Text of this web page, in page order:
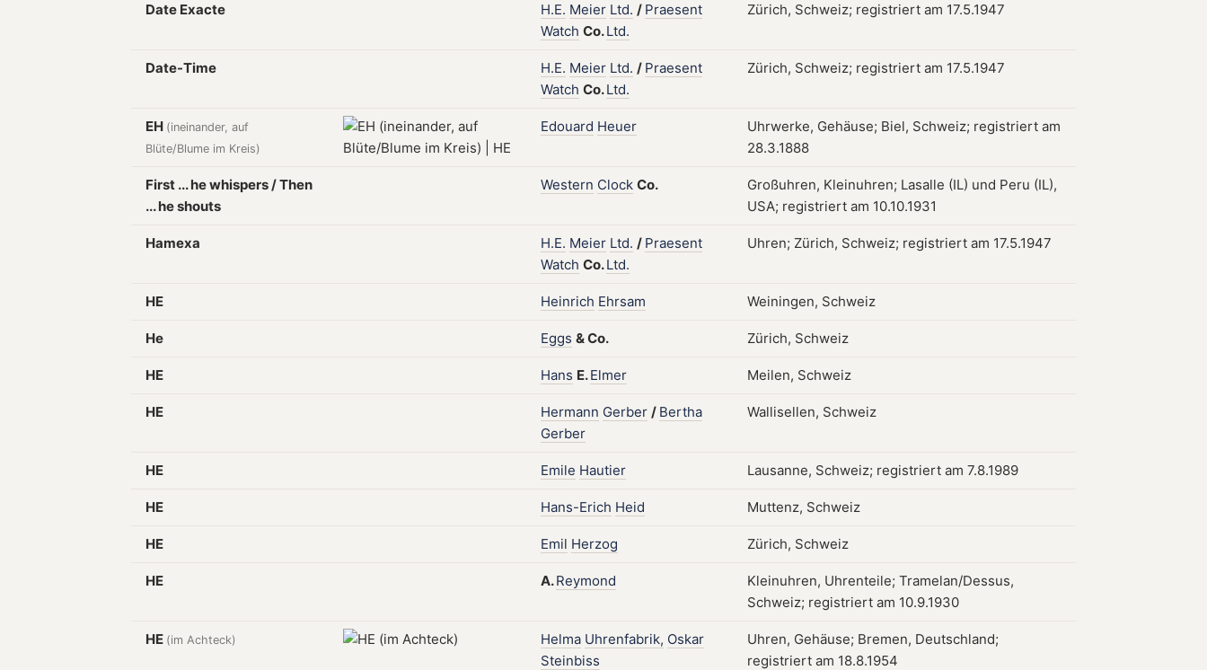
Date Exacte H.E. Meier Ltd. / Praesent
Watch Co.Ltd.
Zürich, Schweiz; registriert am 17.5.1947
Date-Time H.E. Meier Ltd. / Praesent
Watch Co.Ltd.
Zürich, Schweiz; registriert am 17.5.1947
EH (ineinander, auf
Blüte/Blume im Kreis)
Edouard Heuer
Uhrwerke, Gehäuse; Biel, Schweiz; registriert am
28.3.1888
First ... he whispers / Then
... he shouts
Western Clock Co.
Großuhren, Kleinuhren; Lasalle (IL) und Peru (IL),
USA; registriert am 10.10.1931
Hamexa H.E. Meier Ltd. / Praesent
Watch Co.Ltd.
Uhren; Zürich, Schweiz; registriert am 17.5.1947
HE Heinrich Ehrsam Weiningen, Schweiz
He Eggs &Co. Zürich, Schweiz
HE Hans E.Elmer Meilen, Schweiz
HE Hermann Gerber / Bertha
Gerber
Wallisellen, Schweiz
HE Emile Hautier Lausanne, Schweiz; registriert am 7.8.1989
HE Hans-Erich Heid Muttenz, Schweiz
HE Emil Herzog Zürich, Schweiz
HE A.Reymond
Kleinuhren, Uhrenteile; Tramelan/Dessus,
Schweiz; registriert am 10.9.1930
HE (im Achteck) Helma Uhrenfabrik, Oskar
Steinbiss
Uhren, Gehäuse; Bremen, Deutschland;
registriert am 18.8.1954